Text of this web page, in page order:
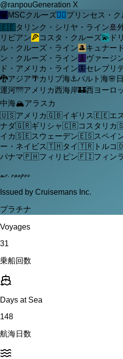
@ranpouGeneration X
💎MSCクルーズ🧜‍♀️プリンセス・ク
🇪🇪タリンク・シリヤ・ライン🚢
リビアン🍕コスタ・クルーズ💫 ド
ル・クルーズ・ライン🎩キュナー
ン・クルーズ・ライン 🎸 ヴァージ
ド・アメリカ・ライン🦋セレブリ
🐉アジア🌴カリブ海⚓バルト海🌸
運河🌁アメリカ西海岸🏰西ヨーロ
中海🏔️アラスカ
🇺🇸アメリカ🇬🇧イギリス🇪🇪エ
ナダ🇬🇷ギリシャ🇨🇷コスタリカ
イカ🇸🇪スウェーデン🇪🇸スペイ
ー・ネイビス🇹🇭タイ🇹🇷 トルコ
パナマ🇵🇭フィリピン🇫🇮フィン
mr. ranpou
Issued by Cruisemans Inc.
プラチナ
Voyages
31
乗船回数
Days at Sea
148
航海日数